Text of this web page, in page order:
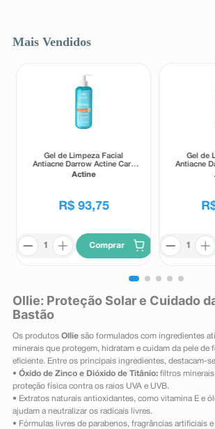
Mais Vendidos
Gel de Limpeza Facial
Antiacne Darrow Actine Care
Alta Tolerância 400g
Actine
R$ 93,75
Comprar
Gel de
Antiacne
Alta
Ollie: Proteção Solar e Cuidado
Bastão
Os produtos Olliesão formulados com ingredientes
minerais que protegem, hidratam e cuidam da pele de
eficiente. Entre os principais ingredientes, destacam-
• Óxido de Zinco e Dióxido de Titânio:filtros minerais
proteção física contra os raios UVA e UVB.
• Extratos naturais antioxidantes, como vitamina E e
ajudam a neutralizar os radicais livres.
• Fórmulas livres de parabenos, fragrâncias artificiais